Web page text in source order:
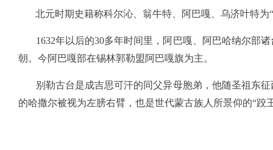
北元时期史籍称科尔沁、翁牛特、阿巴嘎、乌济叶特为
1632年以后的30多年时间里，阿巴嘎、阿巴哈纳尔部
朝。今阿巴嘎部在锡林郭勒盟阿巴嘎旗为主。
别勒古台是成吉思可汗的同父异母胞弟，他随圣祖东
的哈撒尔被视为左膀右臂，也是世代蒙古族人所景仰的“跤